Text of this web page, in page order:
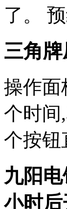
了。
三角
操作面
个时间
个按钮
九阳
小时